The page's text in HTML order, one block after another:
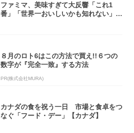
ファミマ、美味すぎて大反響「これ1
番」「世界一おいしいかも知れない」
８月のロト6はこの方法で買え!!６つの
数字が『完全一致』する方法
PR(株式会社MURA)
カナダの食を祝う一日 市場と食卓をつ
なぐ「フード・デー」【カナダ】